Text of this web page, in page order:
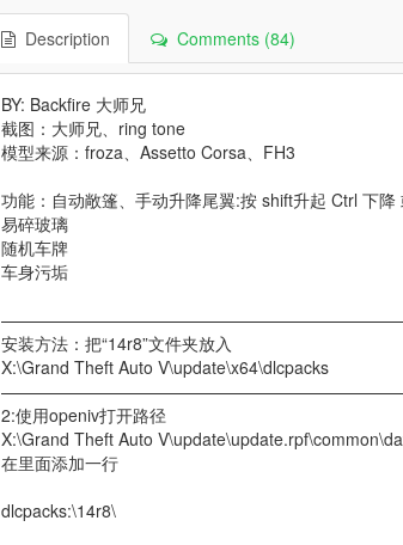
Description Comments (84)
BY: Backfire 大师兄
截图：大师兄、ring tone
模型来源：froza、Assetto Corsa、FH3
功能：自动敞篷、手动升降尾翼:按 shift升起 Ctrl 下降
易碎玻璃
随机车牌
车身污垢
安装方法：把“14r8”文件夹放入
X:\Grand Theft Auto V\update\x64\dlcpacks
2:使用openiv打开路径
X:\Grand Theft Auto
在里面添加一行
dlcpacks:\14r8\